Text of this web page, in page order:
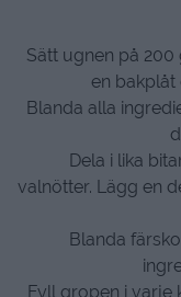
Sätt ugnen på
en bakplåt
Blanda alla
Dela i lika
valnötter. Lägg en
Blanda
Fyll gropen i varje